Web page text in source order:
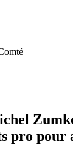
pro pour